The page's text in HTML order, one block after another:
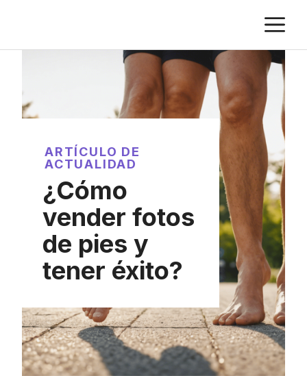
contenido
ARTÍCULO DE
ACTUALIDAD
¿Cómo
vender fotos
de pies y
tener éxito?